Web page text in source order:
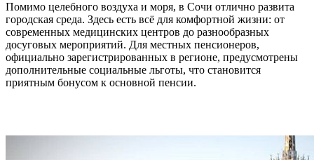
Помимо целебного воздуха и моря, в Сочи отлично развита
городская среда. Здесь есть всё для комфортной жизни: от
современных медицинских центров до разнообразных
досуговых мероприятий. Для местных пенсионеров,
официально зарегистрированных в регионе, предусмотрены
дополнительные социальные льготы, что становится
приятным бонусом к основной пенсии.